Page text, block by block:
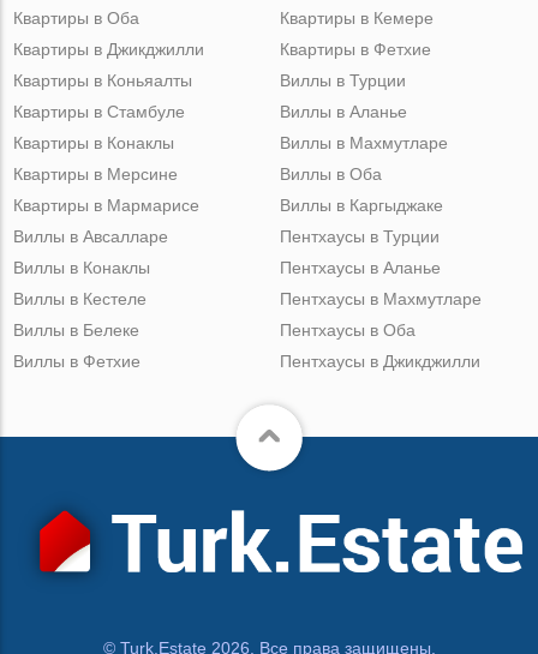
Квартиры в Оба
Квартиры в Джикджилли
Квартиры в Кемере
Квартиры в Фетхие
Квартиры в Коньяалты
Квартиры в Стамбуле
Квартиры в Конаклы
Квартиры в Мерсине
Квартиры в Мармарисе
Виллы в Турции
Виллы в Аланье
Виллы в Махмутларе
Виллы в Оба
Виллы в Каргыджаке
Виллы в Авсалларе
Виллы в Конаклы
Виллы в Кестеле
Виллы в Белеке
Виллы в Фетхие
Пентхаусы в Турции
Пентхаусы в Аланье
Пентхаусы в Махмутларе
Пентхаусы в Оба
Пентхаусы в Джикджилли
© Turk.Estate 2026. Все права защищены.